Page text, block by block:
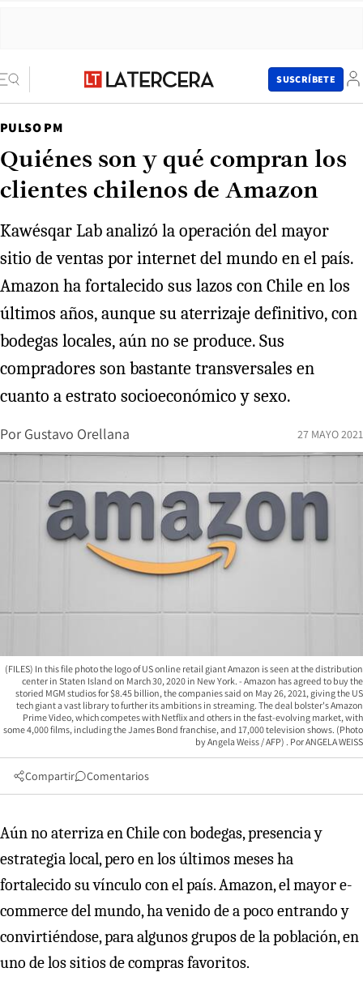
SUSCRÍBETE
PULSO PM
Quiénes son y qué compran los
clientes chilenos de Amazon
Kawésqar Lab analizó la operación del mayor
sitio de ventas por internet del mundo en el país.
Amazon ha fortalecido sus lazos con Chile en los
últimos años, aunque su aterrizaje definitivo, con
bodegas locales, aún no se produce. Sus
compradores son bastante transversales en
cuanto a estrato socioeconómico y sexo.
Por Gustavo Orellana 27 MAYO 2021
(FILES) In this file photo the logo of US online retail giant Amazon is seen at the distribution
center in Staten Island on March 30, 2020 in New York. - Amazon has agreed to buy the
storied MGM studios for $8.45 billion, the companies said on May 26, 2021, giving the US
tech giant a vast library to further its ambitions in streaming. The deal bolster's Amazon
Prime Video, which competes with Netflix and others in the fast-evolving market, with
some 4,000 films, including the James Bond franchise, and 17,000 television shows. (Photo
by Angela Weiss / AFP)
ANGELA WEISS
Compartir Comentarios
Aún no aterriza en Chile con bodegas, presencia y
estrategia local, pero en los últimos meses ha
fortalecido su vínculo con el país. Amazon, el mayor e-
commerce del mundo, ha venido de a poco entrando y
convirtiéndose, para algunos grupos de la población, en
uno de los sitios de compras favoritos.